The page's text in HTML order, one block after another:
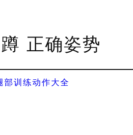
正确姿势
部训练动作大全